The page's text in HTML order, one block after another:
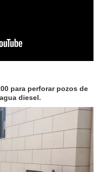
para perforar pozos de
diesel.